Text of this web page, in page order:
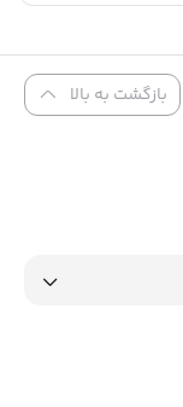
بازگشت به بالا